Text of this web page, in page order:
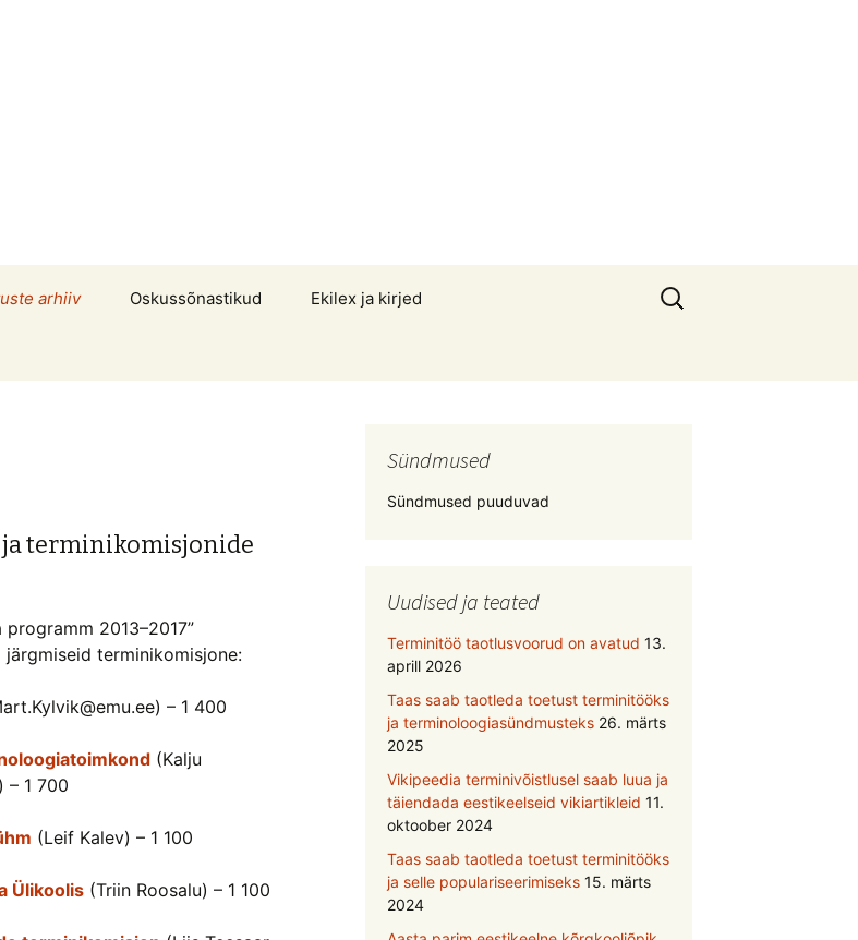
arhiiv Oskussõnastikud Ekilex ja kirjed
Otsi:
ja terminikomisjonide
2013–2017”
terminikomisjone:
– 1 400
(Kalju
– 1 700
(Leif Kalev) – 1 100
Ülikoolis (Triin Roosalu) – 1 100
Sündmused
Sündmused puuduvad
Uudised ja teated
Terminitöö taotlusvoorud on avatud 13.
aprill 2026
Taas saab taotleda toetust terminitööks
ja terminoloogiasündmusteks 26. märts
2025
Vikipeedia terminivõistlusel saab luua ja
täiendada eestikeelseid vikiartikleid 11.
oktoober 2024
Taas saab taotleda toetust terminitööks
ja selle populariseerimiseks 15. märts
2024